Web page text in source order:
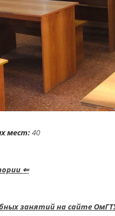
мест:
⇐
занятий на сайте